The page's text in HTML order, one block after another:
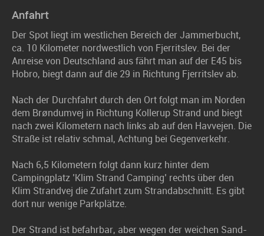
Anfahrt
Der Spot liegt im westlichen Bereich der Jammerbucht,
ca. 10 Kilometer nordwestlich von Fjerritslev. Bei der
Anreise von Deutschland aus fährt man auf der E45 bis
Hobro, biegt dann auf die 29 in Richtung Fjerritslev ab.
Nach der Durchfahrt durch den Ort folgt man im Norden
dem Brøndumvej in Richtung Kollerup Strand und biegt
nach zwei Kilometern nach links ab auf den Havvejen. Die
Straße ist relativ schmal, Achtung bei Gegenverkehr.
Nach 6,5 Kilometern folgt dann kurz hinter dem
Campingplatz ’Klim Strand Camping’ rechts über den
Klim Strandvej die Zufahrt zum Strandabschnitt. Es gibt
dort nur wenige Parkplätze.
Der Strand ist befahrbar, aber wegen der weichen Sand-